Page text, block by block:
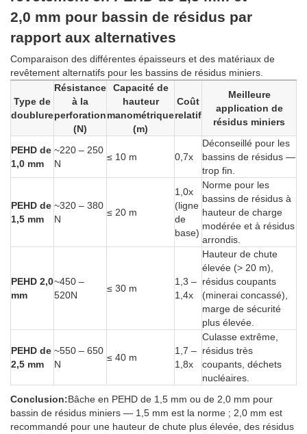
2,0 mm pour bassin de résidus par
rapport aux alternatives
Comparaison des différentes épaisseurs et des matériaux de
revêtement alternatifs pour les bassins de résidus miniers.
Type de
doublure
Résistance
à la
perforation
(N)
Capacité de
hauteur
manométrique
(m)
Coût
relatif
Meilleure
application de
résidus miniers
PEHD de
1,0 mm
~220 – 250
N
≤ 10 m 0,7x
Déconseillé pour les
bassins de résidus —
trop fin.
PEHD de
1,5 mm
~320 – 380
N
≤ 20 m
1,0x
(ligne
de
base)
Norme pour les
bassins de résidus à
hauteur de charge
modérée et à résidus
arrondis.
PEHD 2,0
mm
~450 –
520N
≤ 30 m
1,3 –
1,4x
Hauteur de chute
élevée (> 20 m),
résidus coupants
(minerai concassé),
marge de sécurité
plus élevée.
PEHD de
2,5 mm
~550 – 650
N
≤ 40 m
1,7 –
1,8x
Culasse extrême,
résidus très
coupants, déchets
nucléaires.
Conclusion:Bâche en PEHD de 1,5 mm ou de 2,0 mm pour
bassin de résidus miniers — 1,5 mm est la norme ; 2,0 mm est
recommandé pour une hauteur de chute plus élevée, des résidus